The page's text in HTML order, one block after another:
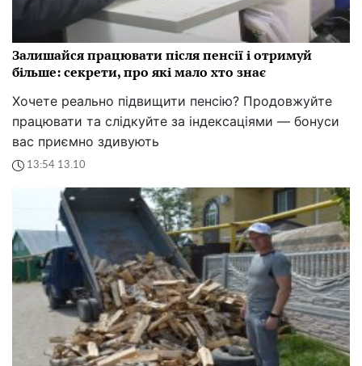
Залишайся працювати після пенсії і отримуй
більше: секрети, про які мало хто знає
Хочете реально підвищити пенсію? Продовжуйте
працювати та слідкуйте за індексаціями — бонуси
вас приємно здивують
13:54 13.10